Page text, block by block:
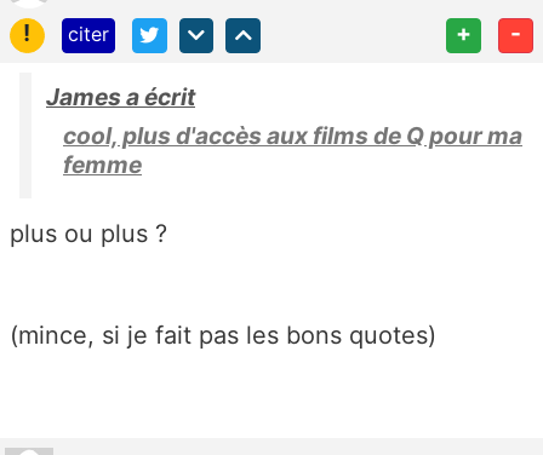
!
citer + -
James a écrit
cool, plus d'accès aux films de Q pour ma
femme
plus ou plus ?
(mince, si je fait pas les bons quotes)